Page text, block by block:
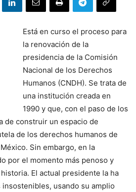
Está en curso el proceso para
la renovación de la
presidencia de la Comisión
Nacional de los Derechos
Humanos (CNDH). Se trata de
una institución creada en
1990 y que, con el paso de los
de construir un espacio de
de los derechos humanos de
Sin embargo, en la
por el momento más penoso y
El actual presidente la ha
usando su amplio